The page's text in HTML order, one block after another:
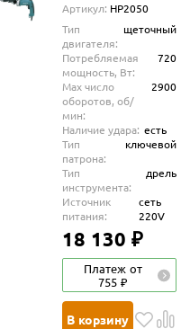
мин
Артикул: HP2050
Тип
двигателя:
щеточный
Потребляемая
мощность, Вт:
720
Max число
оборотов, об/
мин:
2900
Наличие удара: есть
Тип
патрона:
ключевой
Тип
инструмента:
дрель
Источник
питания:
сеть
220V
18 130 ₽
Платеж от
755 ₽
В корзину